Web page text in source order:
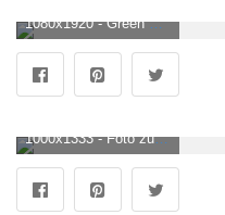
1080x1920 - Green Wallpaper. Olive green wallpaper, Green wallpaper, Green aesthetic. Grüner Hintergrundbild.
1000x1333 - Foto zum Thema Weiße und grüne Neonlichtbeschilderung. Grüner Hintergrundbild für Handy.